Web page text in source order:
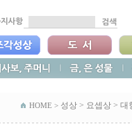
HOME > 성상 > 요셉상 > 대